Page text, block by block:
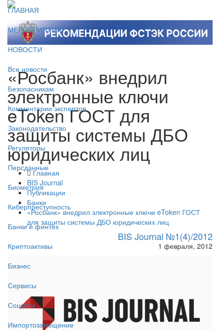
ГЛАВНАЯ
МЕРОПРИЯТИЯ
НОВОСТИ
Все новости
Безопасникам
Комментарии экспертов
Законодательство
Регуляторы
Персданные
Биометрия
Киберпреступность
Банки и финтех
Криптоактивы
Бизнес
Сервисы
Соцсети
Импортозамещение
«Росбанк» внедрил
электронные ключи
eToken ГОСТ для
защиты системы ДБО
юридических лиц
Главная
BIS Journal
Публикации
Банки
«Росбанк» внедрил электронные ключи eToken ГОСТ
для защиты системы ДБО юридических лиц
BIS Journal №1(4)/2012
1 февраля, 2012